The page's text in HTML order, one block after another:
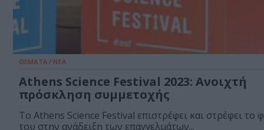
ΘΕΜΑΤΑ / ΝΕΑ
Athens Science Festival 2023: Ανοιχτή
πρόσκληση συμμετοχής
Το Athens Science Festival επιστρέφει και στρέφει το
του στην ανάδειξη των επαγγελμάτων...